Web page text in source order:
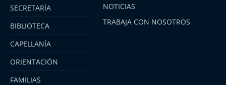
SECRETARÍA
BIBLIOTECA
CAPELLANÍA
ORIENTACIÓN
FAMILIAS
NOTICIAS
TRABAJA CON NOSOTROS